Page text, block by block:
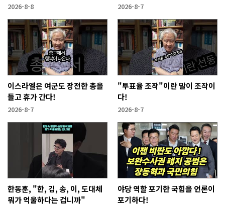
2026-8-8 2026-8-7
이스라엘은 여군도 장전한 총을
들고 휴가 간다!
2026-8-7
"투표율 조작"이란 말이 조작이
다!
2026-8-7
한동훈, "한, 김, 송, 이, 도대체
뭐가 억울하다는 겁니까"
야당 역할 포기한 국힘을 언론이
포기하다!